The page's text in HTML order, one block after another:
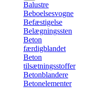
Balustre
Beboelsesvogne
Befæstigelse
Belægningssten
Beton
færdigblandet
Beton
tilsætningsstoffer
Betonblandere
Betonelementer